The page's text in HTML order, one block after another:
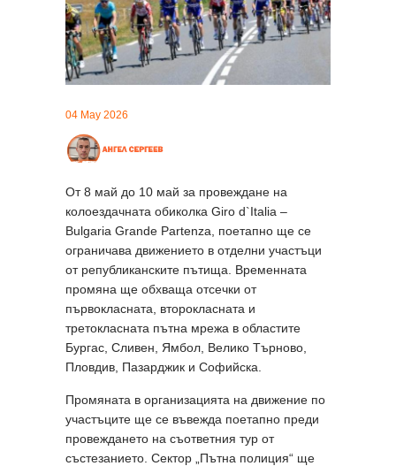
04 May 2026
От 8 май до 10 май за провеждане на
колоездачната обиколка Giro d`Italia –
Bulgaria Grande Partenza, поетапно ще се
ограничава движението в отделни участъци
от републиканските пътища. Временната
промяна ще обхваща отсечки от
първокласната, второкласната и
третокласната пътна мрежа в областите
Бургас, Сливен, Ямбол, Велико Търново,
Пловдив, Пазарджик и Софийска.
Промяната в организацията на движение по
участъците ще се въвежда поетапно преди
провеждането на съответния тур от
състезанието. Сектор „Пътна полиция“ ще